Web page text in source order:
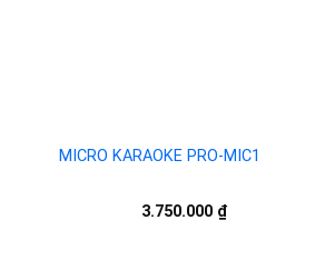
MICRO KARAOKE PRO-MIC1
3.750.000 ₫